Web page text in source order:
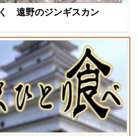
遠野のジンギスカン